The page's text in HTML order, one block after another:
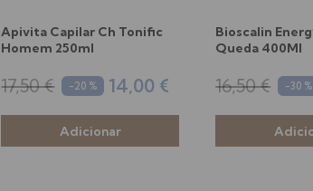
Apivita Capilar Ch Tonific
Homem 250ml
17,50 € -20 % 14,00 €
Bioscalin
Queda 400Ml
16,50 € -30 %